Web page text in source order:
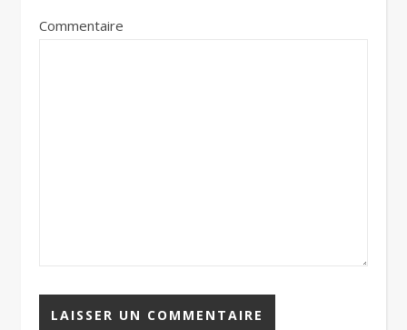
Commentaire